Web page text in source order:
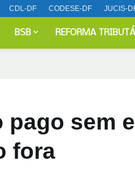
CDL-DF CODESE-DF JUCIS-
BSB REFORMA
pago sem
fora